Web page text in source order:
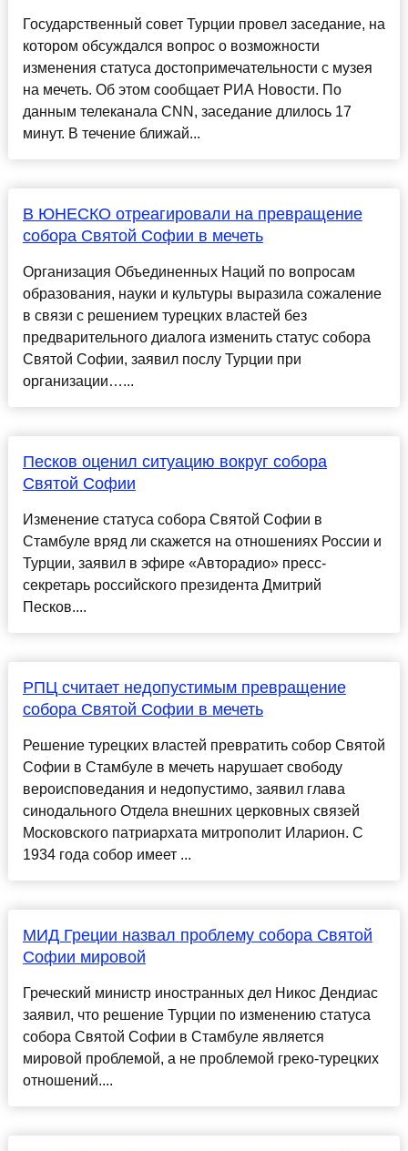
Государственный совет Турции провел заседание, на
котором обсуждался вопрос о возможности
изменения статуса достопримечательности с музея
на мечеть. Об этом сообщает РИА Новости. По
данным телеканала CNN, заседание длилось 17
минут. В течение ближай...
В ЮНЕСКО отреагировали на превращение
собора Святой Софии в мечеть
Организация Объединенных Наций по вопросам
образования, науки и культуры выразила сожаление
в связи с решением турецких властей без
предварительного диалога изменить статус собора
Святой Софии, заявил послу Турции при
организации…...
Песков оценил ситуацию вокруг собора
Святой Софии
Изменение статуса собора Святой Софии в
Стамбуле вряд ли скажется на отношениях России и
Турции, заявил в эфире «Авторадио» пресс-
секретарь российского президента Дмитрий
Песков....
РПЦ считает недопустимым превращение
собора Святой Софии в мечеть
Решение турецких властей превратить собор Святой
Софии в Стамбуле в мечеть нарушает свободу
вероисповедания и недопустимо, заявил глава
синодального Отдела внешних церковных связей
Московского патриархата митрополит Иларион. С
1934 года собор имеет ...
МИД Греции назвал проблему собора Святой
Софии мировой
Греческий министр иностранных дел Никос Дендиас
заявил, что решение Турции по изменению статуса
собора Святой Софии в Стамбуле является
мировой проблемой, а не проблемой греко-турецких
отношений....